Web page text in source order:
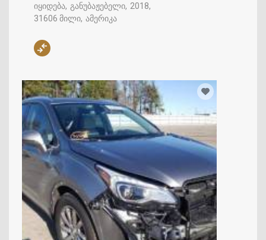
იყიდება განუბაჟებელი 2018
31606 მილი ამერიკა